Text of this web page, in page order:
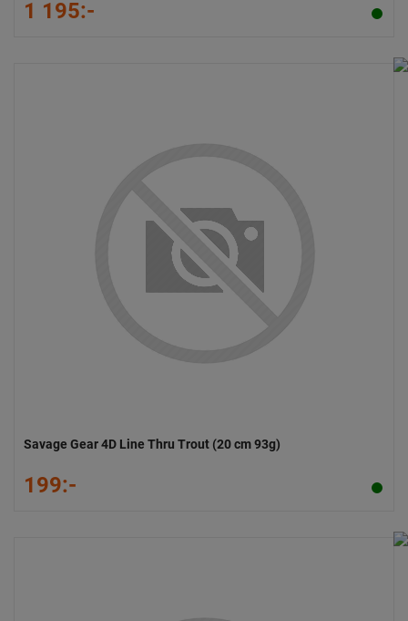
1 195:-
Savage Gear 4D Line Thru Trout (20 cm 93g)
199:-